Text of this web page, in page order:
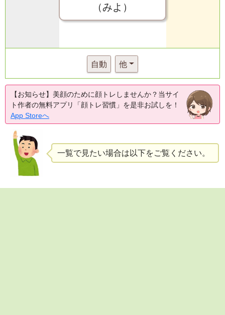
（みよ）
自動 他
【お知らせ】美顔のために顔トレしませんか？当サイ
ト作者の無料アプリ「顔トレ習慣」を是非お試しを！
App Storeへ
一覧で見たい場合は以下をご覧ください。